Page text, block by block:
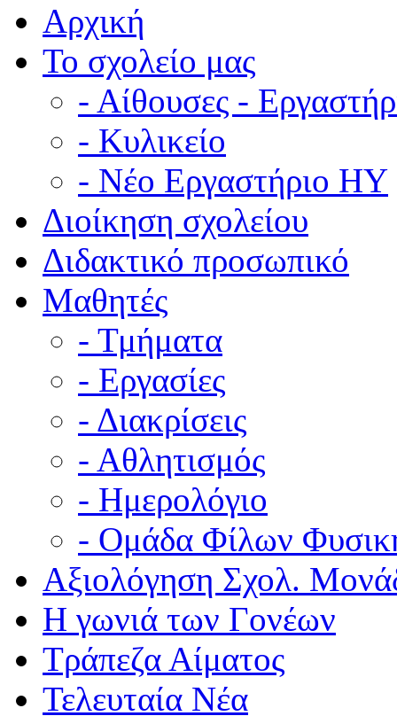
Αρχική
Το σχολείο μας
- Αίθουσες -
- Κυλικείο
- Νέο Εργαστήριο ΗΥ
Διοίκηση σχολείου
Διδακτικό προσωπικό
Μαθητές
- Τμήματα
- Εργασίες
- Διακρίσεις
- Αθλητισμός
- Ημερολόγιο
- Ομάδα Φίλων
Αξιολόγηση Σχολ.
Η γωνιά των Γονέων
Τράπεζα Αίματος
Τελευταία Νέα